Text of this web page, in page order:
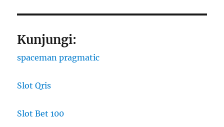
Kunjungi:
spaceman pragmatic
Slot Qris
Slot Bet 100